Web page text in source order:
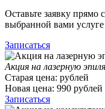
Оставьте заявку прямо
выбранной вами услуге
Записаться
Акция на лазерную
Старая цена: рублей
Новая цена: 990 рублей
Записаться